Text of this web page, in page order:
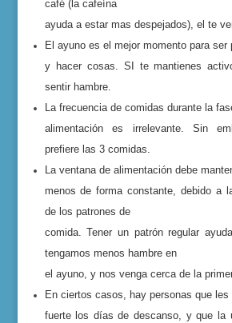
café (la cafeína
ayuda a estar mas despejados), el te
El ayuno es el mejor momento para ser
y hacer cosas. SI te mantienes
sentir hambre.
La frecuencia de comidas durante la
alimentación es irrelevante. Sin
prefiere las 3 comidas.
La ventana de alimentación debe
menos de forma constante, debido a
de los patrones de
comida. Tener un patrón regular
tengamos menos hambre en
el ayuno, y nos venga cerca de la
En ciertos casos, hay personas que les
fuerte los días de descanso, y que la